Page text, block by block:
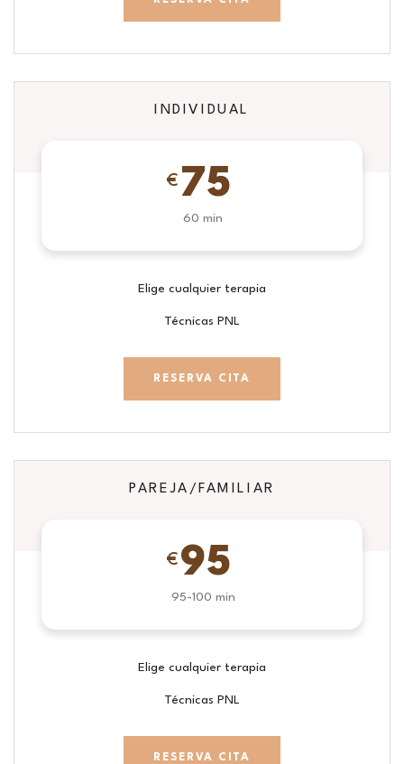
INDIVIDUAL
€ 75
60 min
Elige cualquier terapia
Técnicas PNL
RESERVA CITA
PAREJA/FAMILIAR
€ 95
95-100 min
Elige cualquier terapia
Técnicas PNL
RESERVA CITA